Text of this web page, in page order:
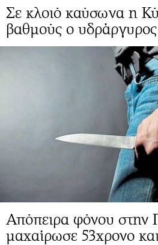
Σε κλοιό καύσωνα η
βαθμούς ο υδράργυρος
Απόπειρα φόνου στην
μαχαίρωσε 53χρονο